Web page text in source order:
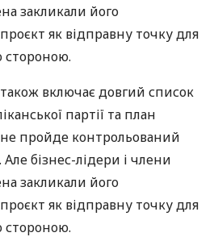
закликали його
як відправну точку для
стороною.
включає довгий список
партії та план
пройде контрольований
бізнес-лідери і члени
закликали його
як відправну точку для
стороною.